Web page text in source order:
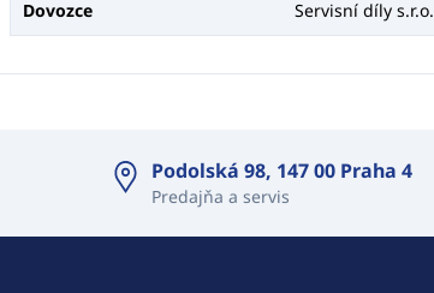
Dovozce Servisní díly s.r.o.
Podolská 98, 147 00 Praha 4
Predajňa a servis